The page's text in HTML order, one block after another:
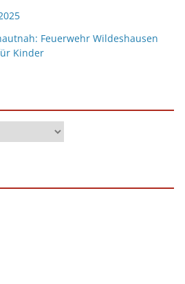
Feuerwehr Wildeshausen
Kinder